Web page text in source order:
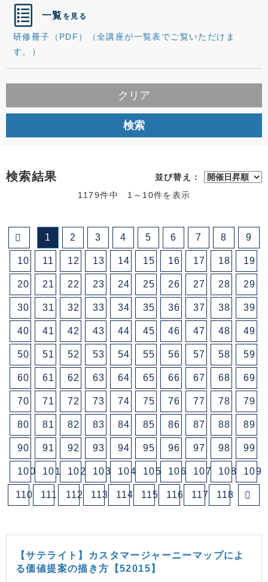
一覧 を見る
研修冊子（PDF）（全講座が一覧表でご覧いただけま
す。）
クリア
検索
検索結果
並び替え：
1179件中 1～10件を表示
1 2 3 4 5 6 7 8 9
10 11 12 13 14 15 16 17 18 19
20 21 22 23 24 25 26 27 28 29
30 31 32 33 34 35 36 37 38 39
40 41 42 43 44 45 46 47 48 49
50 51 52 53 54 55 56 57 58 59
60 61 62 63 64 65 66 67 68 69
70 71 72 73 74 75 76 77 78 79
80 81 82 83 84 85 86 87 88 89
90 91 92 93 94 95 96 97 98 99
100 101 102 103 104 105 106 107 108 109
110 111 112 113 114 115 116 117 118
【サテライト】カスタマージャーニーマップによ
る価値提案の描き方【52015】